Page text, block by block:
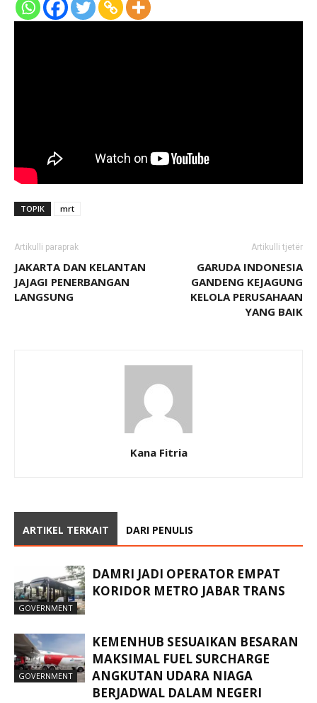
TOPIK mrt
Artikulli paraprak
JAKARTA DAN KELANTAN
JAJAGI PENERBANGAN
LANGSUNG
Artikulli tjetër
GARUDA INDONESIA
GANDENG KEJAGUNG
KELOLA PERUSAHAAN
YANG BAIK
Kana Fitria
ARTIKEL TERKAIT DARI PENULIS
GOVERNMENT
DAMRI JADI OPERATOR EMPAT
KORIDOR METRO JABAR TRANS
GOVERNMENT
KEMENHUB SESUAIKAN BESARAN
MAKSIMAL FUEL SURCHARGE
ANGKUTAN UDARA NIAGA
BERJADWAL DALAM NEGERI